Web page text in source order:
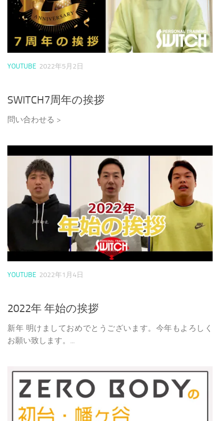
YOUTUBE 2022年5月2日
SWITCH7周年の挨拶
問い合わせる >
YOUTUBE 2022年1月4日
2022年 年始の挨拶
新年 明けましておめでとうございます。今年もよろしく
お願い致します。...